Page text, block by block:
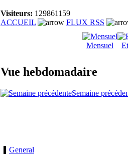
Visiteurs: 129861159
ACCUEIL
FLUX RSS
Mensuel
Vue hebdomadaire
Semaine
General